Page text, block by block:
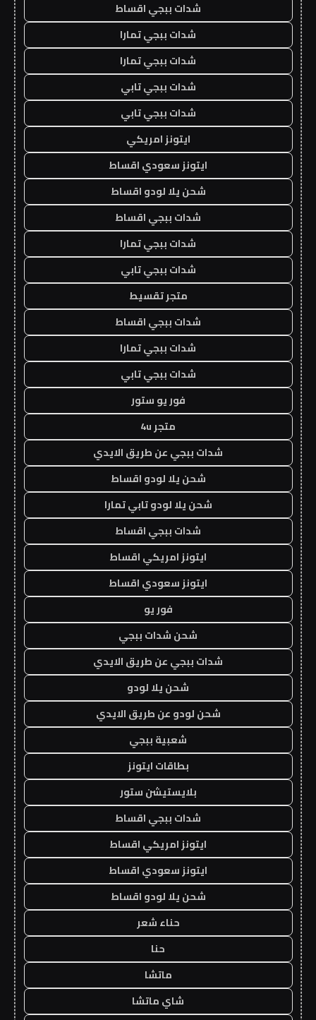
شدات ببجي اقساط
شدات ببجي تمارا
شدات ببجي تمارا
شدات ببجي تابي
شدات ببجي تابي
ايتونز امريكي
ايتونز سعودي اقساط
شحن يلا لودو اقساط
شدات ببجي اقساط
شدات ببجي تمارا
شدات ببجي تابي
متجر تقسيط
شدات ببجي اقساط
شدات ببجي تمارا
شدات ببجي تابي
فور يو ستور
متجر 4u
شدات ببجي عن طريق الايدي
شحن يلا لودو اقساط
شحن يلا لودو تابي تمارا
شدات ببجي اقساط
ايتونز امريكي اقساط
ايتونز سعودي اقساط
فور يو
شحن شدات ببجي
شدات ببجي عن طريق الايدي
شحن يلا لودو
شحن لودو عن طريق الايدي
شعبية ببجي
بطاقات ايتونز
بلايستيشن ستور
شدات ببجي اقساط
ايتونز امريكي اقساط
ايتونز سعودي اقساط
شحن يلا لودو اقساط
حناء شعر
حنا
ماتشا
شاي ماتشا